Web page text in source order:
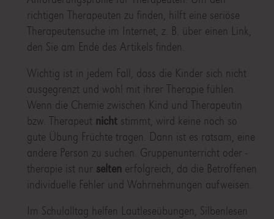
richtigen Therapeuten zu finden, hilft eine seriöse
Therapeutensuche im Internet, z. B. über einen Link,
den Sie am Ende des Artikels finden.
Wichtig ist in jedem Fall, dass die Kinder sich nicht
ausgegrenzt und wohl mit ihrer Therapie fühlen.
Wenn die Chemie zwischen Kind und Therapeutin
bzw. Therapeut nichtstimmt, wird keine noch so
gute Übung Früchte tragen. Dann ist es ratsam, eine
andere Person zu suchen. Gruppenunterricht oder -
therapie ist nur selten erfolgreich, da die Betroffenen
individuelle Fehler und Wahrnehmungen aufweisen.
Im Schulalltag helfen Lautleseübungen, Silbenlesen